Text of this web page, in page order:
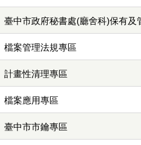
臺中市政府秘書處(廳舍科)保有及
檔案管理法規專區
計畫性清理專區
檔案應用專區
臺中市市鑰專區